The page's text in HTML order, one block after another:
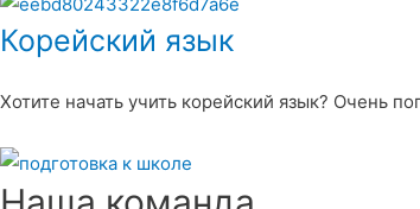
Корейский язык
Хотите начать учить корейский язык? Очень